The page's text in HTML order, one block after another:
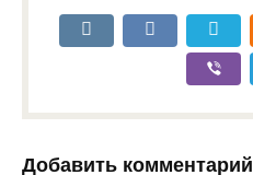
Добавить комментарий